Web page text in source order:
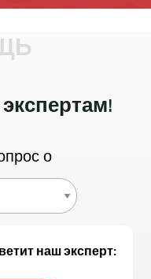
о
наш эксперт: